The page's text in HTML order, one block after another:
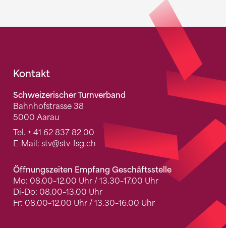
Fusszeile
Kontakt
Schweizerischer Turnverband
Bahnhofstrasse 38
5000 Aarau
Tel. + 41 62 837 82 00
E-Mail: stv@stv-fsg.ch
Öffnungszeiten Empfang Geschäftsstelle
Mo: 08.00–12.00 Uhr / 13.30–17.00 Uhr
Di-Do: 08.00–13.00 Uhr
Fr: 08.00–12.00 Uhr / 13.30–16.00 Uhr